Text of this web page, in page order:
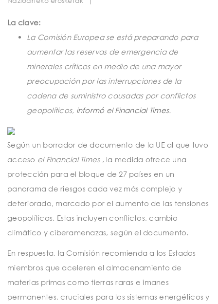
La clave:
La Comisión Europea se está preparando para
aumentar las reservas de emergencia de
minerales críticos en medio de una mayor
preocupación por las interrupciones de la
cadena de suministro causadas por conflictos
geopolíticos, informó elFinancial Times.
Según un borrador de documento de la UE al que tuvo
acceso el Financial Times, la medida ofrece una
protección para el bloque de 27 países en un
panorama de riesgos cada vez más complejo y
deteriorado, marcado por el aumento de las tensiones
geopolíticas. Estas incluyen conflictos, cambio
climático y ciberamenazas, según el documento.
En respuesta, la Comisión recomienda a los Estados
miembros que aceleren el almacenamiento de
materias primas como tierras raras e imanes
permanentes, cruciales para los sistemas energéticos y